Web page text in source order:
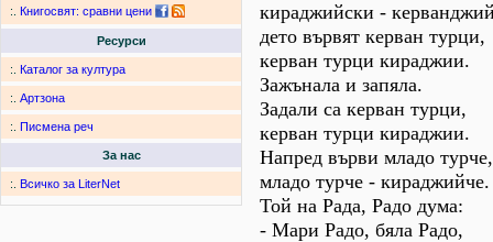
:. Книгосвят: сравни цени
Ресурси
:. Каталог за култура
:. Артзона
:. Писмена реч
За нас
:. Всичко за LiterNet
кираджийски -
дето вървят керван турци,
керван турци кираджии.
Зажънала и запяла.
Задали са керван турци,
керван турци кираджии.
Напред върви младо турче,
младо турче - кираджийче.
Той на Рада, Радо дума:
- Мари Радо, бяла Радо,